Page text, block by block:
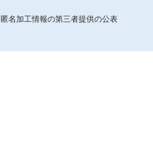
匿名加工情報の第三者提供の公表